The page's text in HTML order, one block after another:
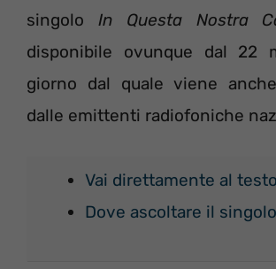
singolo In Questa Nostra
disponibile ovunque dal 22
giorno dal quale viene
dalle emittenti radiofoniche
Vai direttamente al testo
Dove ascoltare il singolo